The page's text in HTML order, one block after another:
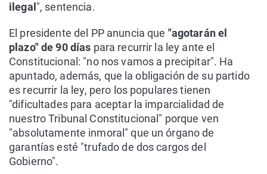
ilegal ", sentencia.
El presidente del PP anuncia que "agotarán el
plazo" de 90 días para recurrir la ley ante el
Constitucional: "no nos vamos a precipitar". Ha
apuntado, además, que la obligación de su partido
es recurrir la ley, pero los populares tienen
"dificultades para aceptar la imparcialidad de
nuestro Tribunal Constitucional" porque ven
"absolutamente inmoral" que un órgano de
garantías esté "trufado de dos cargos del
Gobierno".